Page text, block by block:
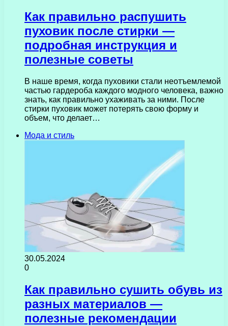
Как правильно распушить
пуховик после стирки —
подробная инструкция и
полезные советы
В наше время, когда пуховики стали неотъемлемой
частью гардероба каждого модного человека, важно
знать, как правильно ухаживать за ними. После
стирки пуховик может потерять свою форму и
объем, что делает…
Мода и стиль
30.05.2024
0
Как правильно сушить обувь из
разных материалов —
полезные рекомендации